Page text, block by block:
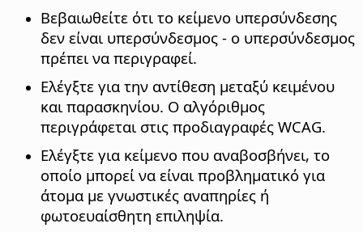
Βεβαιωθείτε ότι το κείμενο υπερσύνδεσης
δεν είναι υπερσύνδεσμος - ο υπερσύνδεσμος
πρέπει να περιγραφεί.
Ελέγξτε για την αντίθεση μεταξύ κειμένου
και παρασκηνίου. Ο αλγόριθμος
περιγράφεται στις προδιαγραφές WCAG.
Ελέγξτε για κείμενο που αναβοσβήνει, το
οποίο μπορεί να είναι προβληματικό για
άτομα με γνωστικές αναπηρίες ή
φωτοευαίσθητη επιληψία.